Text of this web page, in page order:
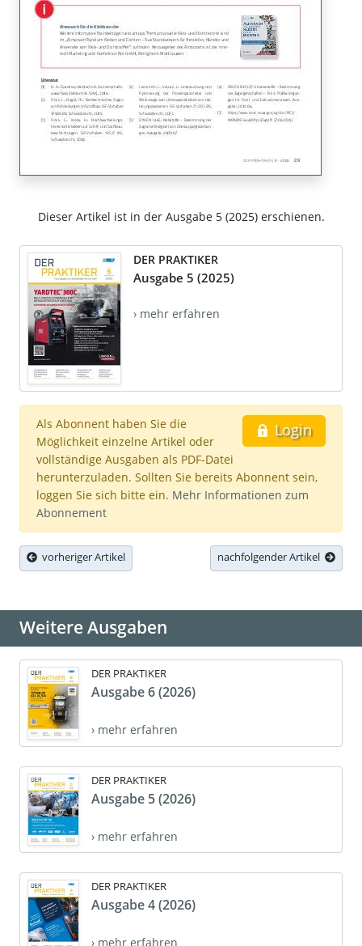
Dieser Artikel ist in der Ausgabe 5 (2025) erschienen.
DER PRAKTIKER
Ausgabe 5 (2025)
› mehr erfahren
Login
Als Abonnent haben Sie die
Möglichkeit einzelne Artikel oder
vollständige Ausgaben als PDF-Datei
herunterzuladen. Sollten Sie bereits Abonnent sein,
loggen Sie sich bitte ein. Mehr Informationen zum
Abonnement
vorheriger Artikel nachfolgender Artikel
Weitere Ausgaben
DER PRAKTIKER
Ausgabe 6 (2026)
› mehr erfahren
DER PRAKTIKER
Ausgabe 5 (2026)
› mehr erfahren
DER PRAKTIKER
Ausgabe 4 (2026)
› mehr erfahren